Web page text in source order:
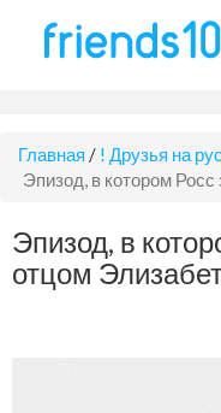
Главная / ! Друзья на
Эпизод, в котором
Эпизод, в
отцом